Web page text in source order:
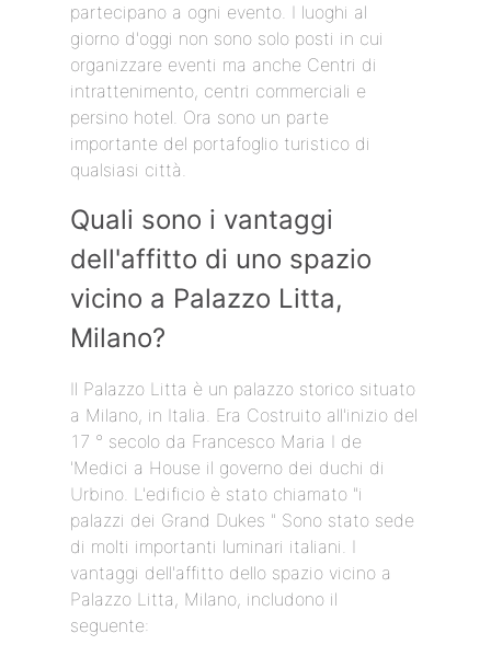
partecipano a ogni evento. I luoghi al
giorno d'oggi non sono solo posti in cui
organizzare eventi ma anche Centri di
intrattenimento, centri commerciali e
persino hotel. Ora sono un parte
importante del portafoglio turistico di
qualsiasi città.
Quali sono i vantaggi
dell'affitto di uno spazio
vicino a Palazzo Litta,
Milano?
Il Palazzo Litta è un palazzo storico situato
a Milano, in Italia. Era Costruito all'inizio del
17 ° secolo da Francesco Maria I de
'Medici a House il governo dei duchi di
Urbino. L'edificio è stato chiamato "i
palazzi dei Grand Dukes " Sono stato sede
di molti importanti luminari italiani. I
vantaggi dell'affitto dello spazio vicino a
Palazzo Litta, Milano, includono il
seguente: